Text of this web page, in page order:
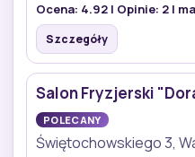
Ocena: 4.92 | Opinie: 2 |
Szczegóły
Salon Fryzjerski
POLECANY
Świętochowskiego 3,